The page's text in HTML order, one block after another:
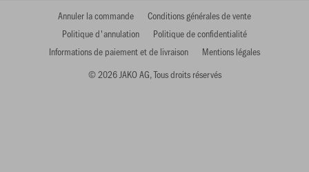
© 2026 JAKO AG, Tous droits réservés
Annuler la commande
Conditions générales de vente
Politique d'annulation
Politique de confidentialité
Informations de paiement et de livraison
Mentions légales